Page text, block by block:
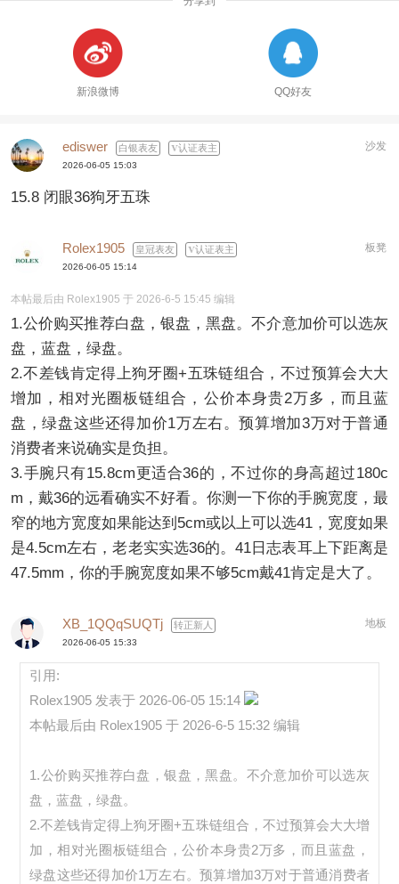
新浪微博 QQ好友
ediswer 白银表友 认证表主 沙发
2026-06-05 15:03
15.8 闭眼36狗牙五珠
Rolex1905 皇冠表友 认证表主 板凳
2026-06-05 15:14
本帖最后由 Rolex1905 于 2026-6-5 15:45 编辑
1.公价购买推荐白盘，银盘，黑盘。不介意加价可以选灰
盘，蓝盘，绿盘。
2.不差钱肯定得上狗牙圈+五珠链组合，不过预算会大大
增加，相对光圈板链组合，公价本身贵2万多，而且蓝
盘，绿盘这些还得加价1万左右。预算增加3万对于普通
消费者来说确实是负担。
3.手腕只有15.8cm更适合36的，不过你的身高超过180c
m，戴36的远看确实不好看。你测一下你的手腕宽度，最
窄的地方宽度如果能达到5cm或以上可以选41，宽度如果
是4.5cm左右，老老实实选36的。41日志表耳上下距离是
47.5mm，你的手腕宽度如果不够5cm戴41肯定是大了。
XB_1QQqSUQTj 转正新人 地板
2026-06-05 15:33
引用:
Rolex1905 发表于 2026-06-05 15:14
本帖最后由 Rolex1905 于 2026-6-5 15:32 编辑
1.公价购买推荐白盘，银盘，黑盘。不介意加价可以选灰
盘，蓝盘，绿盘。
2.不差钱肯定得上狗牙圈+五珠链组合，不过预算会大大增
加，相对光圈板链组合，公价本身贵2万多，而且蓝盘，
绿盘这些还得加价1万左右。预算增加3万对于普通消费者